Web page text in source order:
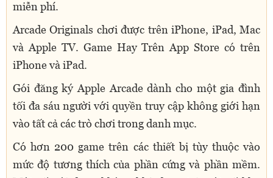
miễn phí.
Arcade Originals chơi được trên iPhone, iPad, Mac
và Apple TV. Game Hay Trên App Store có trên
iPhone và iPad.
Gói đăng ký Apple Arcade dành cho một gia đình
tối đa sáu người với quyền truy cập không giới hạn
vào tất cả các trò chơi trong danh mục.
Có hơn 200 game trên các thiết bị tùy thuộc vào
mức độ tương thích của phần cứng và phần mềm.